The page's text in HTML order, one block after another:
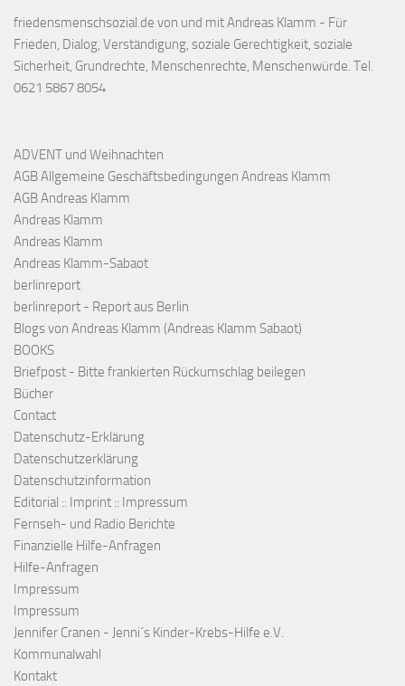
friedensmenschsozial.de von und mit Andreas Klamm - Für
Frieden, Dialog, Verständigung, soziale Gerechtigkeit, soziale
Sicherheit, Grundrechte, Menschenrechte, Menschenwürde. Tel.
0621 5867 8054
ADVENT und Weihnachten
AGB Allgemeine Geschäftsbedingungen Andreas Klamm
AGB Andreas Klamm
Andreas Klamm
Andreas Klamm
Andreas Klamm-Sabaot
berlinreport
berlinreport - Report aus Berlin
Blogs von Andreas Klamm (Andreas Klamm Sabaot)
BOOKS
Briefpost - Bitte frankierten Rückumschlag beilegen
Bücher
Contact
Datenschutz-Erklärung
Datenschutzerklärung
Datenschutzinformation
Editorial :: Imprint :: Impressum
Fernseh- und Radio Berichte
Finanzielle Hilfe-Anfragen
Hilfe-Anfragen
Impressum
Impressum
Jennifer Cranen - Jenni´s Kinder-Krebs-Hilfe e.V.
Kommunalwahl
Kontakt